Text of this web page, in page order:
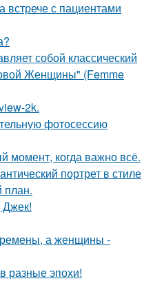
встрече с пациентами
собой классический
Женщины" (Femme
2k.
фотосессию
момент, когда важно всё.
портрет в стиле
план.
Джек!
а женщины -
разные эпохи!